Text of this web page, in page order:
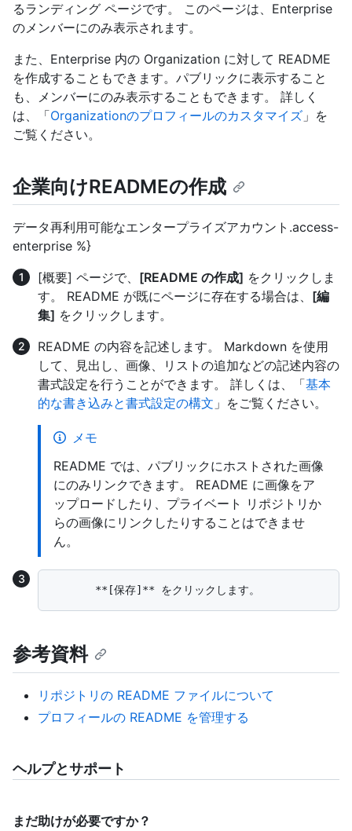
るランディング ページです。 このページは、Enterprise
のメンバーにのみ表示されます。
また、Enterprise 内の Organization に対して README
を作成することもできます。パブリックに表示すること
も、メンバーにのみ表示することもできます。 詳しく
は、「Organizationのプロフィールのカスタマイズ 」を
ご覧ください。
企業向けREADMEの作成
データ再利用可能なエンタープライズアカウント.access-
enterprise %}
[概要] ページで、 [README の作成] をクリックしま
す。 README が既にページに存在する場合は、 [編
集] をクリックします。
README の内容を記述します。 Markdown を使用
して、見出し、画像、リストの追加などの記述内容の
書式設定を行うことができます。 詳しくは、「基本
的な書き込みと書式設定の構文 」をご覧ください。
メモ
README では、パブリックにホストされた画像
にのみリンクできます。 README に画像をア
ップロードしたり、プライベート リポジトリか
らの画像にリンクしたりすることはできませ
ん。
参考資料
リポジトリの README ファイルについて
プロフィールの README を管理する
ヘルプとサポート
まだ助けが必要ですか？